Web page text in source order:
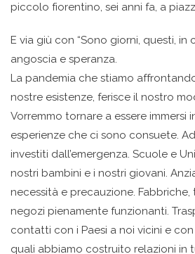
piccolo fiorentino, sei anni fa, a
E via giù con “Sono giorni, questi, in
angoscia e speranza.
La pandemia che stiamo
nostre esistenze, ferisce il nostro
Vorremmo tornare a essere immersi
esperienze che ci sono consuete.
investiti dall’emergenza. Scuole e
nostri bambini e i nostri giovani.
necessità e precauzione. Fabbriche,
negozi pienamente funzionanti.
contatti con i Paesi a noi vicini e
quali abbiamo costruito relazioni in